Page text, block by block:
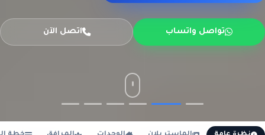
تواصل واتساب اتصل الآن